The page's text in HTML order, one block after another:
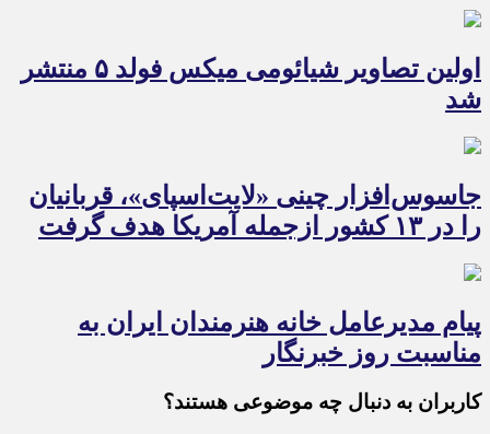
اولین تصاویر شیائومی میکس فولد ۵ منتشر
شد
جاسوس‌افزار چینی «لایت‌اسپای»، قربانیان
را در ۱۳ کشور ازجمله آمریکا هدف گرفت
پیام مدیرعامل خانه هنرمندان ایران به
مناسبت روز خبرنگار
کاربران به دنبال چه موضوعی هستند؟